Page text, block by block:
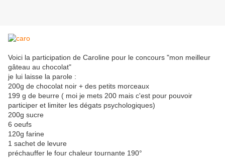
Voici la participation de Caroline pour le concours "mon meilleur
gâteau au chocolat"
je lui laisse la parole :
200g de chocolat noir + des petits morceaux
199 g de beurre ( moi je mets 200 mais c'est pour pouvoir
participer et limiter les dégats psychologiques)
200g sucre
6 oeufs
120g farine
1 sachet de levure
préchauffer le four chaleur tournante 190°